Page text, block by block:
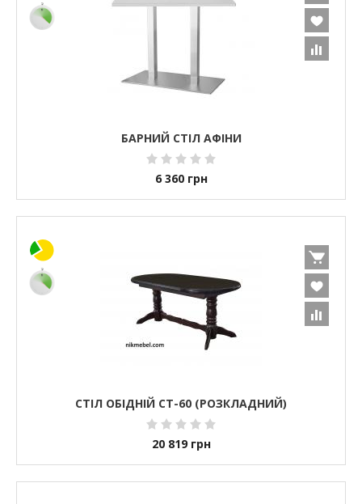
БАРНИЙ СТІЛ АФІНИ
6 360 грн
СТІЛ ОБІДНІЙ СТ-60 (РОЗКЛАДНИЙ)
20 819 грн